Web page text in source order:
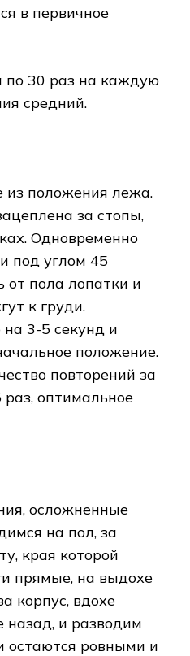
в первичное
30 раз на каждую
средний.
положения лежа.
за стопы,
Одновременно
под углом 45
от пола лопатки и
к груди.
3-5 секунд и
положение.
повторений за
оптимальное
осложненные
на пол, за
края которой
прямые, на выдохе
корпус, вдохе
назад, и разводим
остаются ровными и